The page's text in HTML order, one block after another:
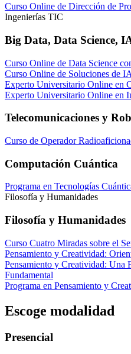
Curso Online de Dirección de
Ingenierías TIC
Big Data, Data Science,
Curso Online de Data Science
Curso Online de Soluciones de
Experto Universitario Online en
Experto Universitario Online en
Telecomunicaciones y
Curso de Operador
Computación Cuántica
Programa en Tecnologías
Filosofía y Humanidades
Filosofía y Humanidades
Curso Cuatro Miradas sobre el
Pensamiento y Creatividad:
Pensamiento y Creatividad: Una
Fundamental
Programa en Pensamiento y
Escoge modalidad
Presencial